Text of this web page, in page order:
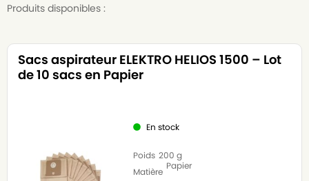
Produits disponibles :
Sacs aspirateur ELEKTRO HELIOS 1500 – Lot
de 10 sacs en Papier
En stock
Poids 200 g
Matière
Papier